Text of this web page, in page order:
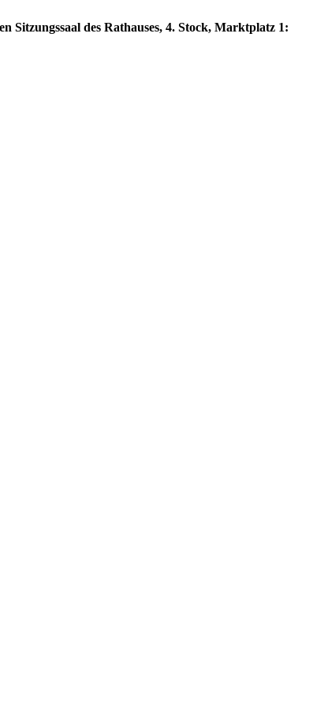
Sitzungssaal des Rathauses, 4. Stock, Marktplatz 1: